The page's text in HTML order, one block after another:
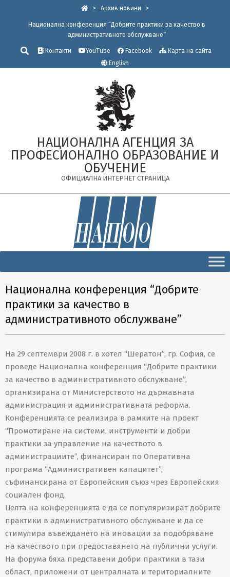
> Архив новини >
Национална конференция “Добрите практики за качество в
административното обслужване”
Търсене
Контакти YouTube Facebook
Карта на сайта
English
НАЦИОНАЛНА АГЕНЦИЯ ЗА
ПРОФЕСИОНАЛНО ОБРАЗОВАНИЕ И
ОБУЧЕНИЕ
ОФИЦИАЛНА ИНТЕРНЕТ СТРАНИЦА
Navigation
Национална конференция “Добрите
практики за качество в
административното обслужване”
На 29 септември 2008 г. в хотел “Шератон”, гр. София, се
проведе Национална конференция “Добрите практики
за качество в административното обслужване”,
организирана от Министерството на държавната
администрация и административната реформа.
Конференцията се реализира в рамките на проект
“Промотиране на системи, инструменти и добри
практики за управление на качеството в
администрациите”, финансиран по Оперативна
програма “Административен капацитет”,
съфинансирана от Европейския съюз чрез Европейския
социален фонд.
Целта на конференцията е да се популяризират добрите
практики в административното обслужване и да се
стимулира въвеждането на иновации за подобряване
на качеството при предоставянето на публични услуги.
На форума бяха представени добри практики в тази
област, приложени от централната и териториалните